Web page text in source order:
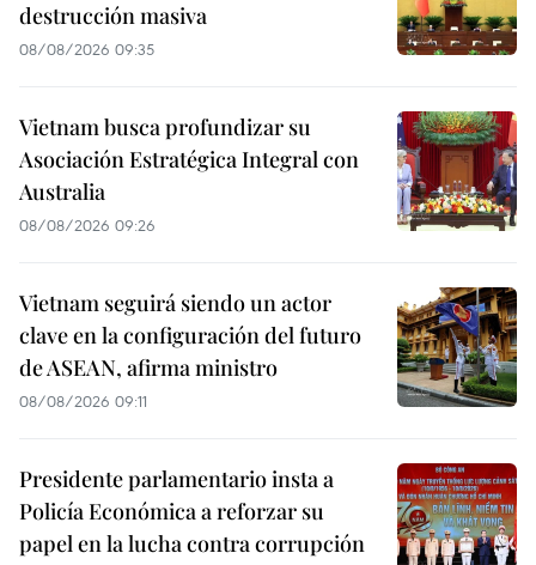
destrucción masiva
08/08/2026 09:35
Vietnam busca profundizar su
Asociación Estratégica Integral con
Australia
08/08/2026 09:26
Vietnam seguirá siendo un actor
clave en la configuración del futuro
de ASEAN, afirma ministro
08/08/2026 09:11
Presidente parlamentario insta a
Policía Económica a reforzar su
papel en la lucha contra corrupción